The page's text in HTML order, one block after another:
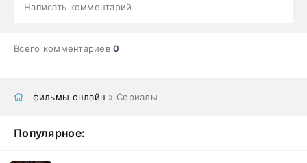
Написать комментарий
Всего комментариев0
фильмы онлайн » Сериалы
Популярное: